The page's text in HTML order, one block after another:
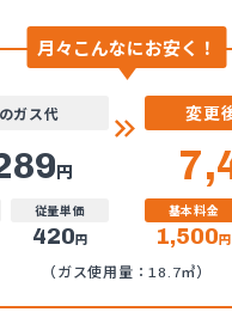
月々こんなにお安く！
ガス代
円
変更
従量単価
420円
基本料金
1,500円
（ガス使用量：18.7㎥）